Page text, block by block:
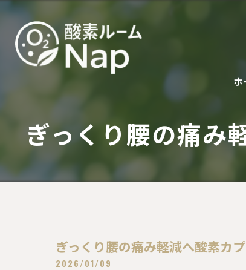
ホ
ぎっくり腰の痛み
ぎっくり腰の痛み軽減へ酸素カ
2026/01/09